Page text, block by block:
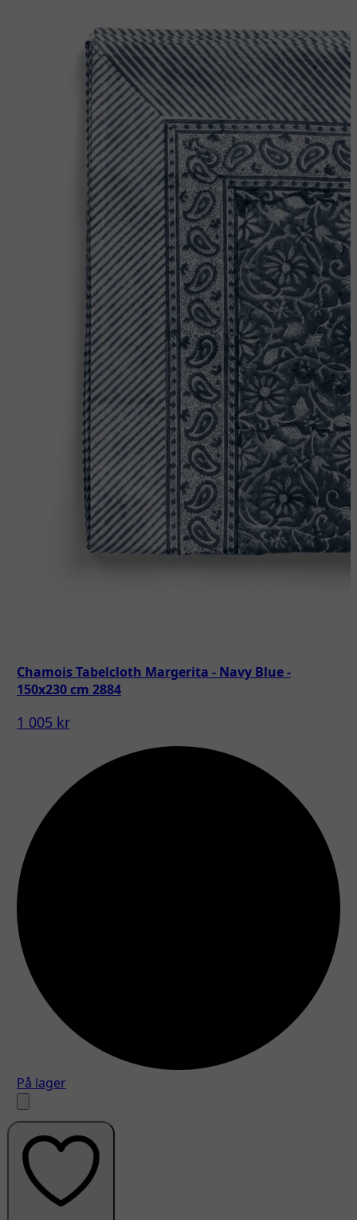
Chamois Tabelcloth Margerita - Navy Blue -
150x230 cm 2884
1 005 kr
På lager